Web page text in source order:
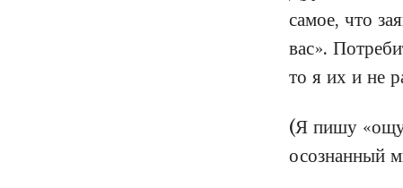
самое, что
вас».
то я их и не
(Я пишу
осознанный